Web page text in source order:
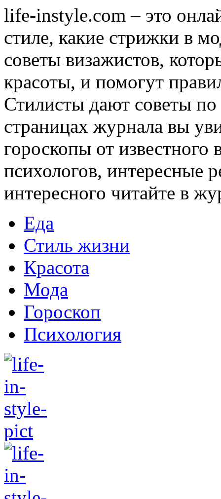
life-instyle.com – это
стиле, какие стрижки в
советы визажистов,
красоты, и помогут
Стилисты дают советы
страницах журнала вы
гороскопы от известного
психологов, интересные
интересного читайте в
Еда
Стиль жизни
Красота
Мода
Гороскоп
Психология